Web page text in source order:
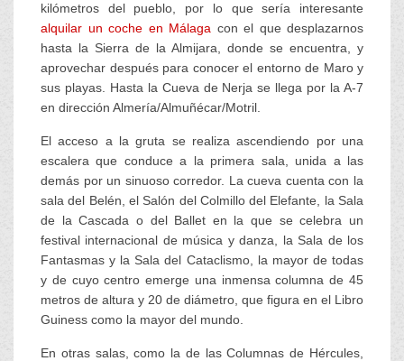
kilómetros del pueblo, por lo que sería interesante
alquilar un coche en Málaga con el que desplazarnos
hasta la Sierra de la Almijara, donde se encuentra, y
aprovechar después para conocer el entorno de Maro y
sus playas. Hasta la Cueva de Nerja se llega por la A-7
en dirección Almería/Almuñécar/Motril.
El acceso a la gruta se realiza ascendiendo por una
escalera que conduce a la primera sala, unida a las
demás por un sinuoso corredor. La cueva cuenta con la
sala del Belén, el Salón del Colmillo del Elefante, la Sala
de la Cascada o del Ballet en la que se celebra un
festival internacional de música y danza, la Sala de los
Fantasmas y la Sala del Cataclismo, la mayor de todas
y de cuyo centro emerge una inmensa columna de 45
metros de altura y 20 de diámetro, que figura en el Libro
Guiness como la mayor del mundo.
En otras salas, como la de las Columnas de Hércules,